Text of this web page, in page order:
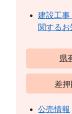
建設工事
関する
県
差
公売情報